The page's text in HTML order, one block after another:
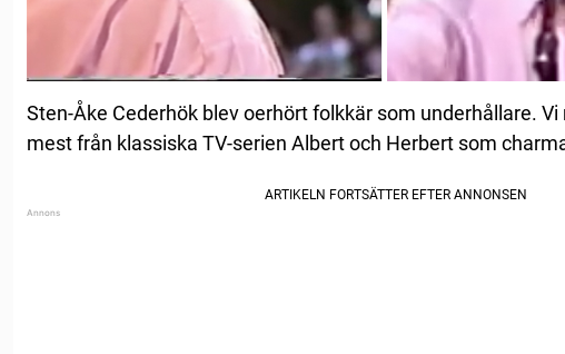
Sten-Åke Cederhök blev oerhört folkkär som underhållare.
mest från klassiska TV-serien Albert och Herbert som